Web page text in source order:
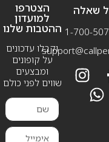
שאלה
1-700-
הצטרפו
למועדון
ההטבות שלנו
וקבלו עדכונים
על קופונים
ומבצעים
שווים לפני כולם